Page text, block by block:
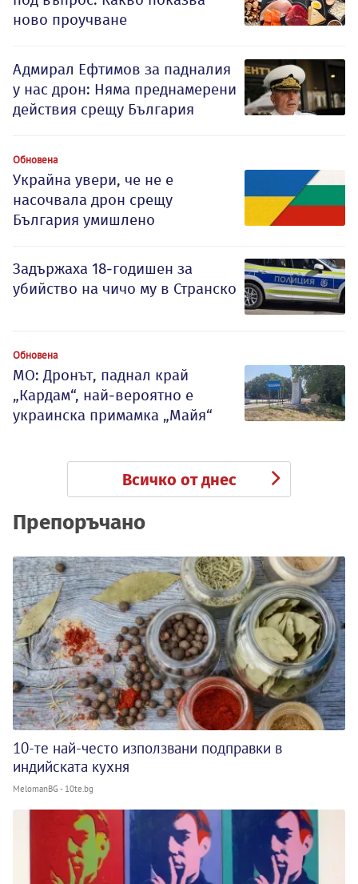
ново проучване
Адмирал Ефтимов за падналия
у нас дрон: Няма преднамерени
действия срещу България
Обновена
Украйна увери, че не е
насочвала дрон срещу
България умишлено
Задържаха 18-годишен за
убийство на чичо му в Странско
Обновена
МО: Дронът, паднал край
„Кардам“, най-вероятно е
украинска примамка „Майя“
Всичко от днес
Препоръчано
10-те най-често използвани подправки в
индийската кухня
MelomanBG - 10te.bg